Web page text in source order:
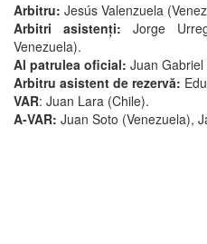
Arbitru: Jesús Valenzuela
Arbitri asistenți: Jorge
Venezuela).
Al patrulea oficial: Juan
Arbitru asistent de rezervă:
VAR: Juan Lara (Chile).
A-VAR: Juan Soto (Venezuela),